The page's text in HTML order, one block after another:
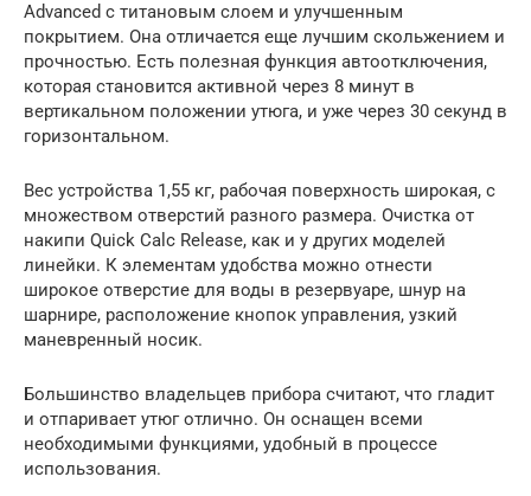
Advanced с титановым слоем и улучшенным
покрытием. Она отличается еще лучшим скольжением и
прочностью. Есть полезная функция автоотключения,
которая становится активной через 8 минут в
вертикальном положении утюга, и уже через 30 секунд в
горизонтальном.
Вес устройства 1,55 кг, рабочая поверхность широкая, с
множеством отверстий разного размера. Очистка от
накипи Quick Calc Release, как и у других моделей
линейки. К элементам удобства можно отнести
широкое отверстие для воды в резервуаре, шнур на
шарнире, расположение кнопок управления, узкий
маневренный носик.
Большинство владельцев прибора считают, что гладит
и отпаривает утюг отлично. Он оснащен всеми
необходимыми функциями, удобный в процессе
использования.